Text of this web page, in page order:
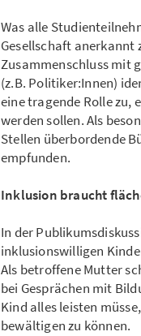
Was alle
Gesellschaft anerkannt
Zusammenschluss mit
(z.B. Politiker:Innen)
eine tragende Rolle zu,
werden sollen. Als
Stellen überbordende
empfunden.
Inklusion braucht
In der
inklusionswilligen
Als betroffene Mutter
bei Gesprächen mit
Kind alles leisten
bewältigen zu können.